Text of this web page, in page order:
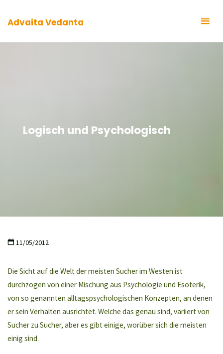
Inhalt
Advaita Vedanta
Logisch und Psychologisch
11/05/2012
Die Sicht auf die Welt der meisten Sucher im Westen ist
durchzogen von einer Mischung aus Psychologie und Esoterik,
von so genannten alltagspsychologischen Konzepten, an denen
er sein Verhalten ausrichtet. Welche das genau sind, variiert von
Sucher zu Sucher, aber es gibt einige, worüber sich die meisten
einig sind.